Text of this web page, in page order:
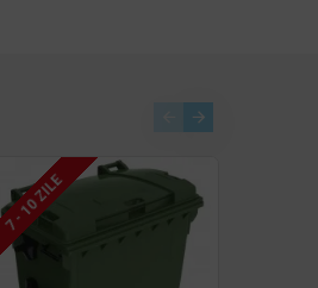
7 - 10 ZILE